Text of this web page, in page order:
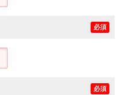
必須
必須